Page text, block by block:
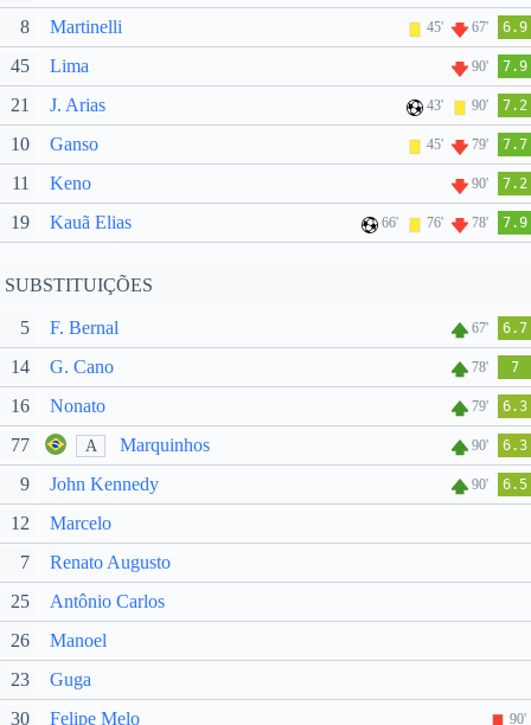
8 Martinelli 45' 67' 6.9
45 Lima 90' 7.9
21 J. Arias 43' 90' 7.2
10 Ganso 45' 79' 7.7
11 Keno 90' 7.2
19 Kauã Elias 66' 76' 78' 7.9
SUBSTITUIÇÕES
5 F. Bernal 67' 6.7
14 G. Cano 78' 7
16 Nonato 79' 6.3
77 A Marquinhos 90' 6.3
9 John Kennedy 90' 6.5
12
Marcelo
7
Renato Augusto
25
Antônio Carlos
26
Manoel
23
Guga
30
Felipe Melo 90'